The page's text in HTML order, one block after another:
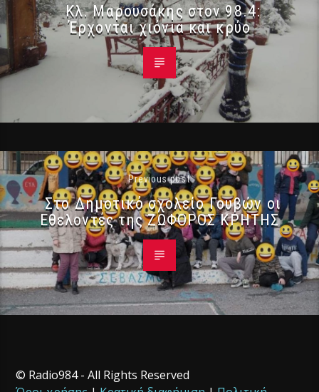
Κλ. Μαρουσάκης στον 98.4:
Έρχονται χιόνια και κρύο
Previous post
Στο Δημοτικό σχολείο Γουβών οι
Εθελοντές της ΖΩΦΟΡΟΣ ΚΡΗΤΗΣ
© Radio984 - All Rights Reserved